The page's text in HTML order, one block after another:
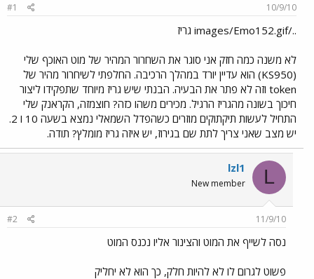
ש
ר
10/9/10
#1
../images/Emo152.gif גריז
לא משנה כמה חזק אני סוגר את השחרור המהיר של מוט האוכף שלי
(KS950) הוא עדיין יורד במהלך הרכיבה. החלפתי לשיחרור מהיר של
token וזה לא פתר את הבעיה. הבנתי שיש גריז מיוחד שתפקידו ליצור
חיכוך בשונה מהגריז הרגיל. מכירים משהו כזה? חוצמזה, הקראנק שלי
התחיל לעשות תיקתוקים מוזרים כשהפדל השמאלי נמצא בשעה 10 ו 2.
יש מצב שאני צריך לתת שם בגירוז, יש איזה גריז מומלץ? תודה.
L
lzl1
New member
11/9/10
#2
נסה לשייף את המוט והצינור אליו נכנס המוט
פשוט לגרום לו לא להיות חלק, כך הוא לא יחליק